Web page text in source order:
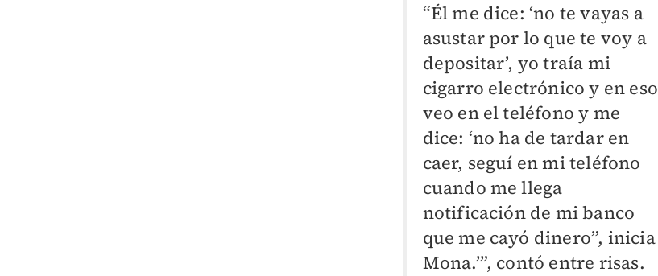
“Él me dice: ‘no te vayas a
asustar por lo que te voy a
depositar’, yo traía mi
cigarro electrónico y en eso
veo en el teléfono y me
dice: ‘no ha de tardar en
caer, seguí en mi teléfono
cuando me llega
notificación de mi banco
que me cayó dinero”, inicia
Mona.’”, contó entre risas.